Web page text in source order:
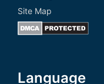
Site Map
Language